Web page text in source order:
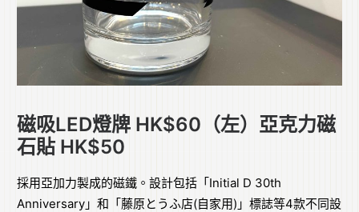
磁吸LED燈牌 HK$60（左）亞克力磁
石貼 HK$50
採用亞加力製成的磁鐵。設計包括「Initial D 30th
Anniversary」和「藤原とうふ店(自家用)」標誌等4款不同設